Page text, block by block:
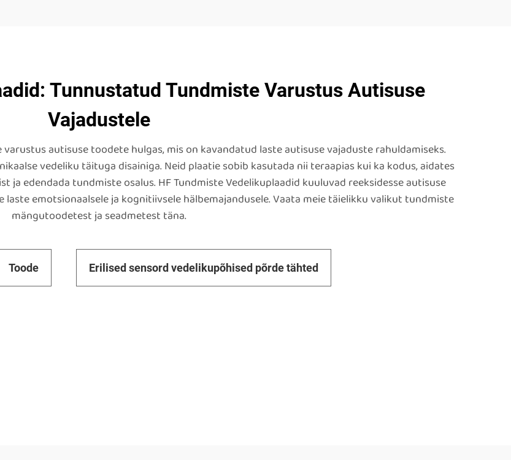
Tunnustatud Tundmiste Varustus Autisuse
Vajadustele
autisuse toodete hulgas, mis on kavandatud laste autisuse vajaduste rahuldamiseks.
vedeliku täituga disainiga. Neid plaatie sobib kasutada nii teraapias kui ka kodus, aidates
ja edendada tundmiste osalus. HF Tundmiste Vedelikuplaadid kuuluvad reeksidesse autisuse
emotsionaalsele ja kognitiivsele hälbemajandusele. Vaata meie täielikku valikut tundmiste
mängutoodetest ja seadmetest täna.
Toode Erilised sensord vedelikupõhised põrde tähted